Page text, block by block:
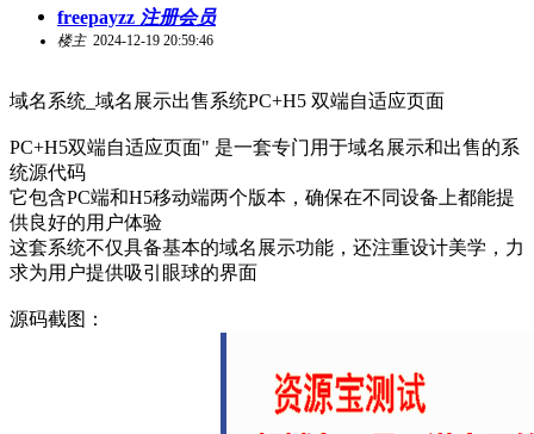
freepayzz 注册会员
楼主2024-12-19 20:59:46
域名系统_域名展示出售系统PC+H5 双端自适应页面
PC+H5双端自适应页面" 是一套专门用于域名展示和出售的系
统源代码
它包含PC端和H5移动端两个版本，确保在不同设备上都能提
供良好的用户体验
这套系统不仅具备基本的域名展示功能，还注重设计美学，力
求为用户提供吸引眼球的界面
源码截图：